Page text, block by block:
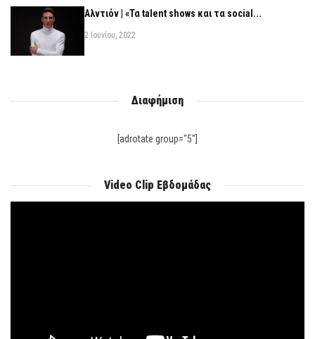
Αλντιόν | «Τα talent shows και τα social...
2 Ιουνίου, 2022
Διαφήμιση
[adrotate group="5"]
Video Clip Εβδομάδας